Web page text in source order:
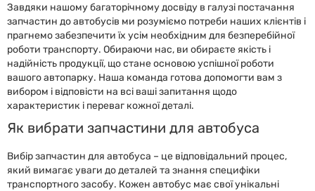
Завдяки нашому багаторічному досвіду в галузі постачання
запчастин до автобусів ми розуміємо потреби наших клієнтів і
прагнемо забезпечити їх усім необхідним для безперебійної
роботи транспорту. Обираючи нас, ви обираєте якість і
надійність продукції, що стане основою успішної роботи
вашого автопарку. Наша команда готова допомогти вам з
вибором і відповісти на всі ваші запитання щодо
характеристик і переваг кожної деталі.
Як вибрати запчастини для автобуса
Вибір запчастин для автобуса – це відповідальний процес,
який вимагає уваги до деталей та знання специфіки
транспортного засобу. Кожен автобус має свої унікальні